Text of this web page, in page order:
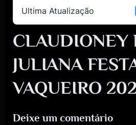
Ultima Atualização
CLAUDIONEY
JULIANA
VAQUEIRO
Deixe um comentário